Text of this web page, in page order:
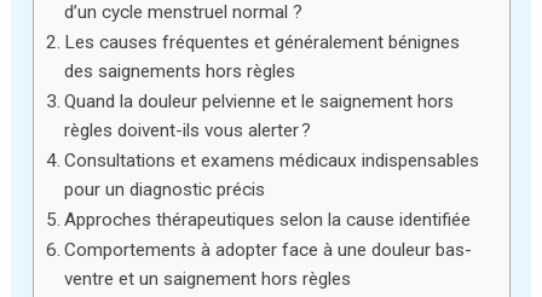
d’un cycle menstruel normal ?
Les causes fréquentes et généralement bénignes
des saignements hors règles
Quand la douleur pelvienne et le saignement hors
règles doivent-ils vous alerter ?
Consultations et examens médicaux indispensables
pour un diagnostic précis
Approches thérapeutiques selon la cause identifiée
Comportements à adopter face à une douleur bas-
ventre et un saignement hors règles